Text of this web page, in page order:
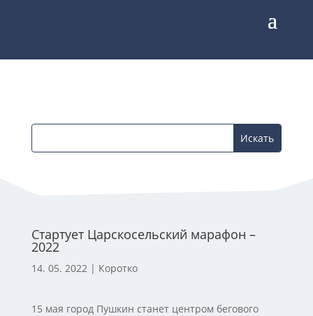
Стартует Царскосельский марафон –
2022
14. 05. 2022| Коротко
15 мая город Пушкин станет центром бегового